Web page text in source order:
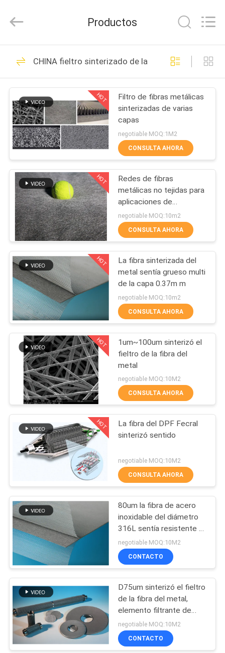
HOGAR
PRODUCTOS
VÍDEOS
DEMOSTRACIÓN
DE
VR
SOBRE
NOSOTROS
VIAJE
DE
LA
FÁBRICA
CONTROL
CALIDAD
ÉNTRENOS
CONTACTO
BLOG
PIDA
UNA
CITA
MAPA
DEL
SITIO
Materials
Rights
Fibra sinterizada del
metal
30
fibra del acero
inoxidable
22
Fibra del titanio
11
Fibra de níquel
Fibra de cobre
2
fibra corta
23
Productos
CHINA fieltro sinterizado de la fibra del metal
HOT
Filtro de fibras metálicas
sinterizadas de varias
capas
negotiable MOQ:1M2
CONSULTA AHORA
HOT
Redes de fibras
metálicas no tejidas para
aplicaciones de
DPF/GPF
negotiable MOQ:10m2
CONSULTA AHORA
HOT
La fibra sinterizada del
metal sentía grueso multi
de la capa 0.37m m
negotiable MOQ:10m2
CONSULTA AHORA
HOT
1um~100um sinterizó el
fieltro de la fibra del
metal
negotiable MOQ:10M2
CONSULTA AHORA
HOT
La fibra del DPF Fecral
sinterizó sentido
negotiable MOQ:10M2
CONSULTA AHORA
80um la fibra de acero
inoxidable del diámetro
316L sentía resistente a
la corrosión
negotiable MOQ:10M2
CONTACTO
D75um sinterizó el fieltro
de la fibra del metal,
elemento filtrante de
acero inoxidable del
grueso de 1m m
negotiable MOQ:10M2
CONTACTO